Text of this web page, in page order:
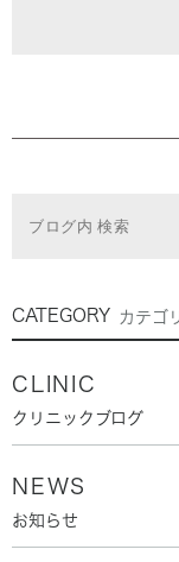
CATEGORY カテゴ
CLINIC
クリニックブログ
NEWS
お知らせ